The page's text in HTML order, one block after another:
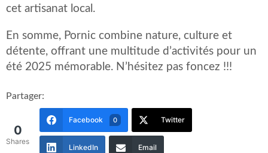
cet artisanat local. ​
En somme, Pornic combine nature, culture et
détente, offrant une multitude d’activités pour un
été 2025 mémorable.​ N’hésitez pas foncez !!!
Partager:
0
Shares
Facebook 0 Twitter
LinkedIn Email